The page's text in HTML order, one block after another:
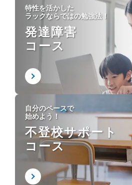
特性を活かした
ラックならではの勉強法！
発達障害
コース
自分のペースで
始めよう！
不登校サポート
コース